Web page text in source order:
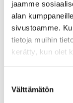
jaamme
alan
sivustoamme.
tietoja muihin
kerätty, kun olet
valinta
Välttämätön